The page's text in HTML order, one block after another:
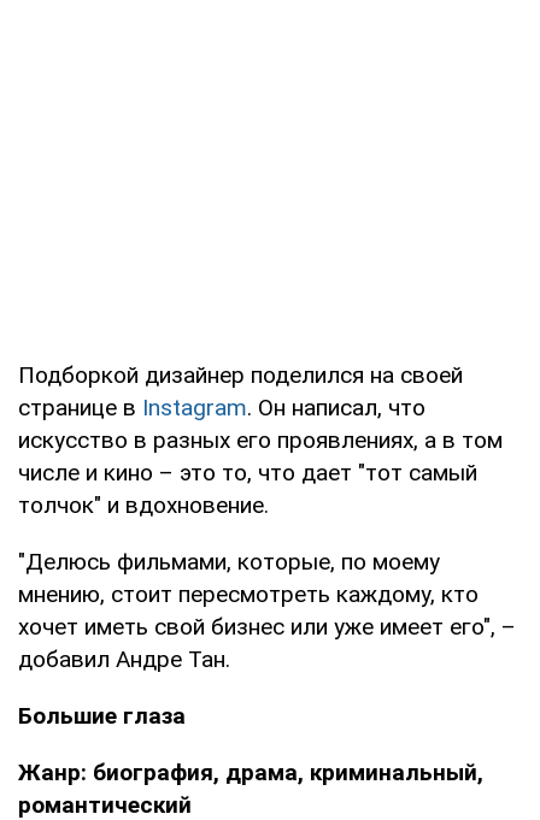
Подборкой дизайнер поделился на своей
странице в Instagram. Он написал, что
искусство в разных его проявлениях, а в том
числе и кино – это то, что дает "тот самый
толчок" и вдохновение.
"Делюсь фильмами, которые, по моему
мнению, стоит пересмотреть каждому, кто
хочет иметь свой бизнес или уже имеет его", –
добавил Андре Тан.
Большие глаза
Жанр: биография, драма, криминальный,
романтический